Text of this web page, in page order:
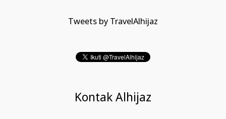
Tweets by TravelAlhijaz
Kontak Alhijaz